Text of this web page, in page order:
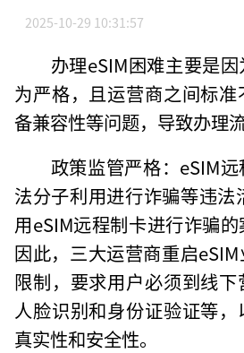
2025-10-29 10:31:57
办理eSIM困难主要是
为严格，且运营商之间标
备兼容性等问题，导致办理
政策监管严格：eSIM
法分子利用进行诈骗等违法
用eSIM远程制卡进行诈骗的
因此，三大运营商重启
限制，要求用户必须到线
人脸识别和身份证验证等
真实性和安全性。